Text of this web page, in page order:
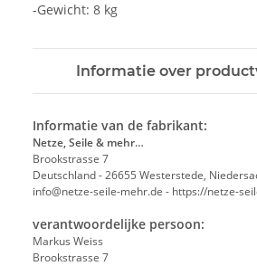
-Gewicht: 8 kg
Informatie over
Informatie van de fabrikant:
Netze, Seile & mehr…
Brookstrasse 7
Deutschland - 26655 Westerstede,
info@netze-seile-mehr.de - https://netze-
verantwoordelijke persoon:
Markus Weiss
Brookstrasse 7